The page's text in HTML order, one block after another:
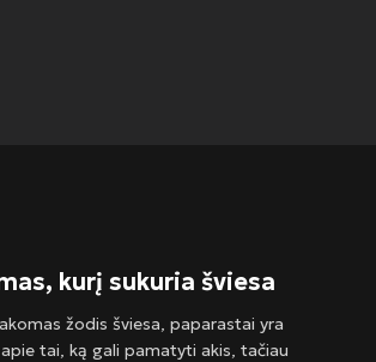
kurį sukuria šviesa
žodis šviesa, paparastai yra
tai, ką gali pamatyti akis, tačiau